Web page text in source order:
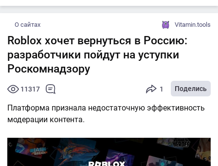
О сайтах Vitamin.tools
Roblox хочет вернуться в Россию:
разработчики пойдут на уступки
Роскомнадзору
11317 1 Поделись
Платформа признала недостаточную эффективность
модерации контента.